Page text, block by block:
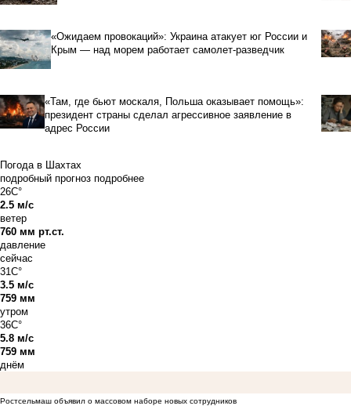
«Ожидаем провокаций»: Украина атакует юг России и
Крым — над морем работает самолет-разведчик
«Там, где бьют москаля, Польша оказывает помощь»:
президент страны сделал агрессивное заявление в
адрес России
Погода в Шахтах
подробный прогноз подробнее
26C°
2.5 м/с
ветер
760 мм рт.ст.
давление
сейчас
31C°
3.5 м/с
759 мм
утром
36C°
5.8 м/с
759 мм
днём
Ростсельмаш объявил о массовом наборе новых сотрудников